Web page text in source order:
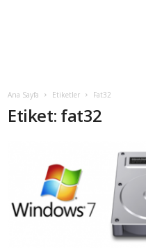
Ana Sayfa Etiketler Fat32
Etiket: fat32